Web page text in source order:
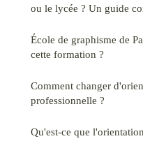
ou le lycée ? Un guide
École de graphisme de
cette formation ?
Comment changer
professionnelle ?
Qu'est-ce que